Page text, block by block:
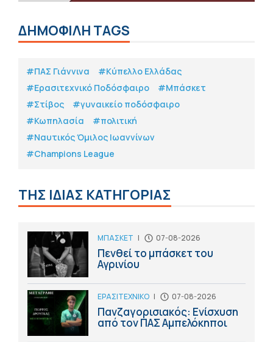
ΔΗΜΟΦΙΛΗ TAGS
#ΠΑΣ Γιάννινα
#Κύπελλο Ελλάδας
#Eρασιτεχνικό Ποδόσφαιρο
#Μπάσκετ
#Στίβος
#γυναικείο ποδόσφαιρο
#Κωπηλασία
#πολιτική
#Ναυτικός Όμιλος Ιωαννίνων
#Champions League
ΤΗΣ ΙΔΙΑΣ ΚΑΤΗΓΟΡΙΑΣ
ΜΠΑΣΚΕΤ | 07-08-2026
Πενθεί το μπάσκετ του
Αγρινίου
ΕΡΑΣΙΤΕΧΝΙΚΟ | 07-08-2026
Πανζαγορισιακός: Ενίσχυση
από τον ΠΑΣ Αμπελόκηποι